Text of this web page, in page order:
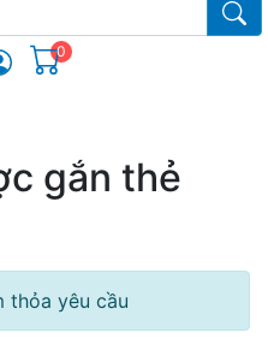
Từ
0
gắn thẻ
thỏa yêu cầu